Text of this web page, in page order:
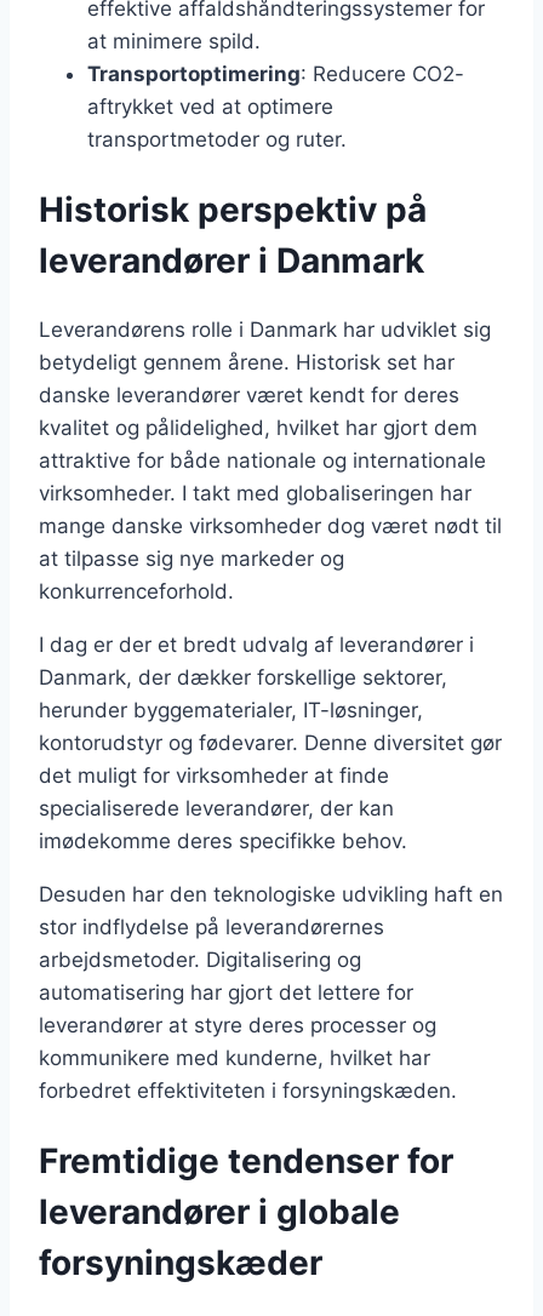
effektive affaldshåndteringssystemer for
at minimere spild.
Transportoptimering: Reducere CO2-
aftrykket ved at optimere
transportmetoder og ruter.
Historisk perspektiv på
leverandører i Danmark
Leverandørens rolle i Danmark har udviklet sig
betydeligt gennem årene. Historisk set har
danske leverandører været kendt for deres
kvalitet og pålidelighed, hvilket har gjort dem
attraktive for både nationale og internationale
virksomheder. I takt med globaliseringen har
mange danske virksomheder dog været nødt til
at tilpasse sig nye markeder og
konkurrenceforhold.
I dag er der et bredt udvalg af leverandører i
Danmark, der dækker forskellige sektorer,
herunder byggematerialer, IT-løsninger,
kontorudstyr og fødevarer. Denne diversitet gør
det muligt for virksomheder at finde
specialiserede leverandører, der kan
imødekomme deres specifikke behov.
Desuden har den teknologiske udvikling haft en
stor indflydelse på leverandørernes
arbejdsmetoder. Digitalisering og
automatisering har gjort det lettere for
leverandører at styre deres processer og
kommunikere med kunderne, hvilket har
forbedret effektiviteten i forsyningskæden.
Fremtidige tendenser for
leverandører i globale
forsyningskæder